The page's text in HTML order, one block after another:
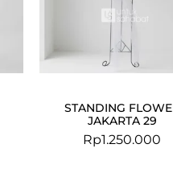
STANDING
JAKARTA 29
Rp1.250.000